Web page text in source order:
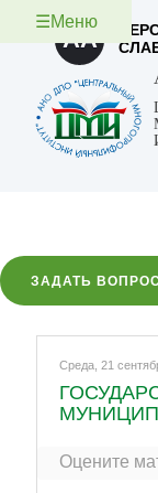
☰Меню
AA
ЗАДАТЬ ВОПРОС
Среда, 21
Оцените